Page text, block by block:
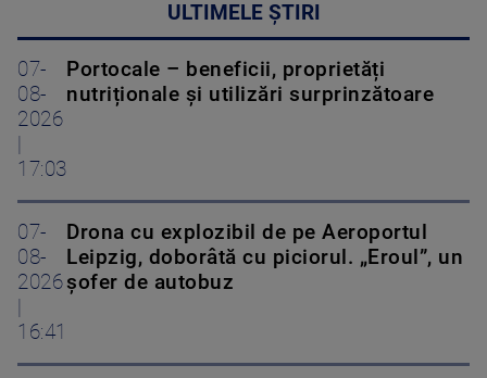
ULTIMELE ȘTIRI
07-
08-
2026
17:03
Portocale – beneficii, proprietăți
nutriționale și utilizări surprinzătoare
07-
08-
2026
16:41
Drona cu explozibil de pe Aeroportul
Leipzig, doborâtă cu piciorul. „Eroul”, un
șofer de autobuz